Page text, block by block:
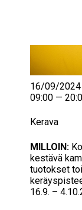
MILLOIN:
kestävä
tuotokset
16.9. –
16/09/
09:00 —
Kerava